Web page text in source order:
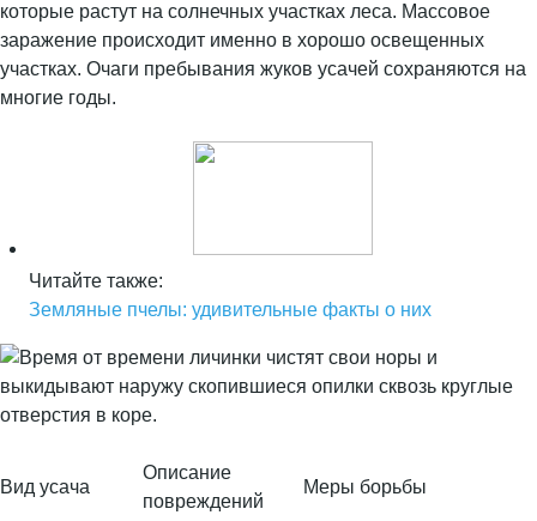
которые растут на солнечных участках леса. Массовое
заражение происходит именно в хорошо освещенных
участках. Очаги пребывания жуков усачей сохраняются на
многие годы.
Читайте также:
Земляные пчелы: удивительные факты о них
Вид усача
Описание
повреждений
Меры борьбы